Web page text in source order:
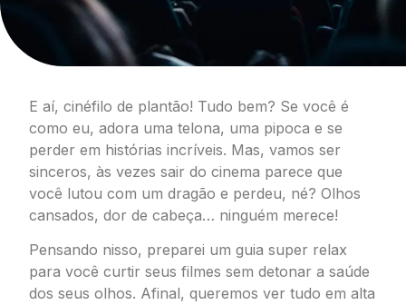
E aí, cinéfilo de plantão! Tudo bem? Se você é
como eu, adora uma telona, uma pipoca e se
perder em histórias incríveis. Mas, vamos ser
sinceros, às vezes sair do cinema parece que
você lutou com um dragão e perdeu, né? Olhos
cansados, dor de cabeça… ninguém merece!
Pensando nisso, preparei um guia super relax
para você curtir seus filmes sem detonar a saúde
dos seus olhos. Afinal, queremos ver tudo em alta